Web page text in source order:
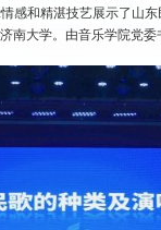
感和精湛技艺展示了山
大学。由音乐学院党委